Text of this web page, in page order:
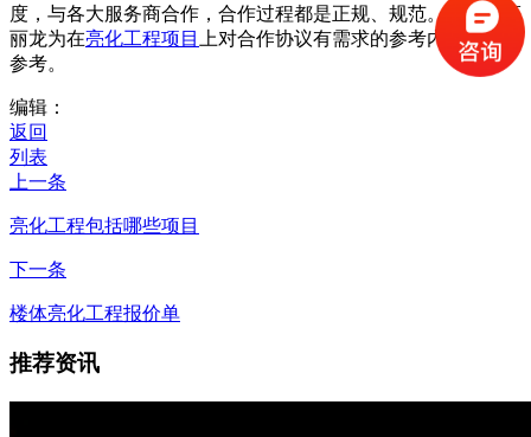
度，与各大服务商合作，合作过程都是正规、规范。以上是亮
丽龙为在亮化工程项目
上对合作协议有需求的参考内容，仅供
参考。
编辑：
返回
列表
上一条
亮化工程包括哪些项目
下一条
楼体亮化工程报价单
推荐资讯